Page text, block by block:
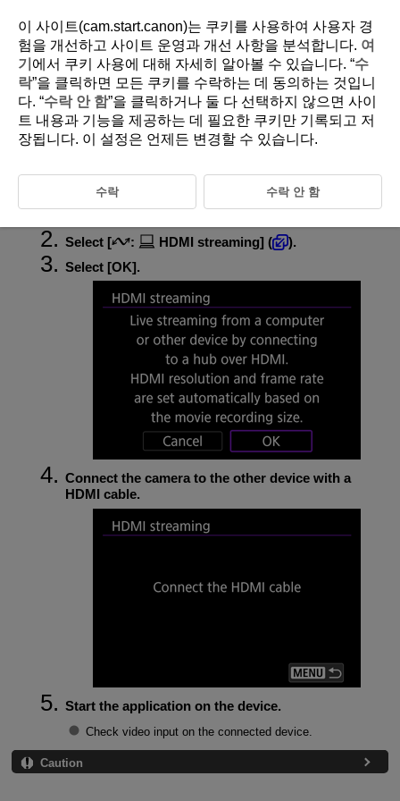
D388-182
HDMI Streaming
Select [
: HDMI streaming] (
).
Select [OK].
Connect the camera to the other device with a
HDMI cable.
Start the application on the device.
Check video input on the connected device.
Caution
이 사이트(cam.start.canon)는 쿠키를 사용하여 사용자 경
험을 개선하고 사이트 운영과 개선 사항을 분석합니다. 여
기 에서 쿠키 사용에 대해 자세히 알아볼 수 있습니다. “수
락”을 클릭하면 모든 쿠키를 수락하는 데 동의하는 것입니
다. “수락 안 함”을 클릭하거나 둘 다 선택하지 않으면 사이
트 내용과 기능을 제공하는 데 필요한 쿠키만 기록되고 저
장됩니다. 이 설정은 언제든 변경할 수 있습니다.
수락 수락 안 함